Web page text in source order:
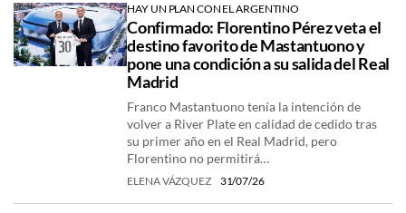
HAY UN PLAN CON EL ARGENTINO
Confirmado: Florentino Pérez veta el
destino favorito de Mastantuono y
pone una condición a su salida del Real
Madrid
Franco Mastantuono tenía la intención de
volver a River Plate en calidad de cedido tras
su primer año en el Real Madrid, pero
Florentino no permitirá…
ELENA VÁZQUEZ 31/07/26